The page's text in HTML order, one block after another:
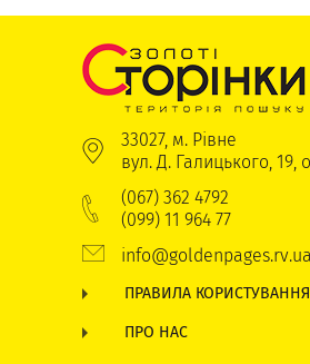
33027, м. Рівне
вул. Д. Галицького, 19,
(067) 362 4792
(099) 11 964 77
info@goldenpages.rv.ua
ПРАВИЛА
ПРО НАС